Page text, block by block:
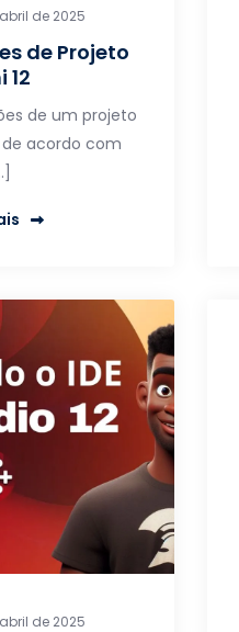
de 2025
de Projeto
12
de um projeto
acordo com
de 2025